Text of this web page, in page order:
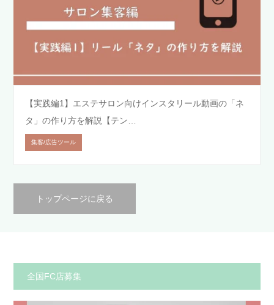
【実践編1】エステサロン向けインスタリール動画の「ネ
タ」の作り方を解説【テン…
集客/広告ツール
トップページに戻る
全国FC店募集